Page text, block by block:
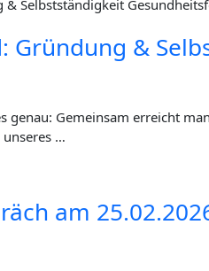
Grün­dung &
genau: Gemein­sam erreicht
…
am